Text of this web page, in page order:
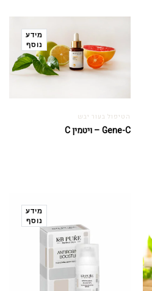
מידע
נוסף
הטיפול בעור יבש
Gene-C – ויטמין C
מידע
נוסף